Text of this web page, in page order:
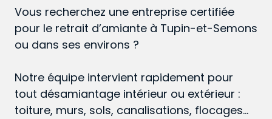
Vous recherchez une entreprise certifiée
pour le retrait d’amiante à Tupin-et-Semons
ou dans ses environs ?
Notre équipe intervient rapidement pour
tout désamiantage intérieur ou extérieur :
toiture, murs, sols, canalisations, flocages…